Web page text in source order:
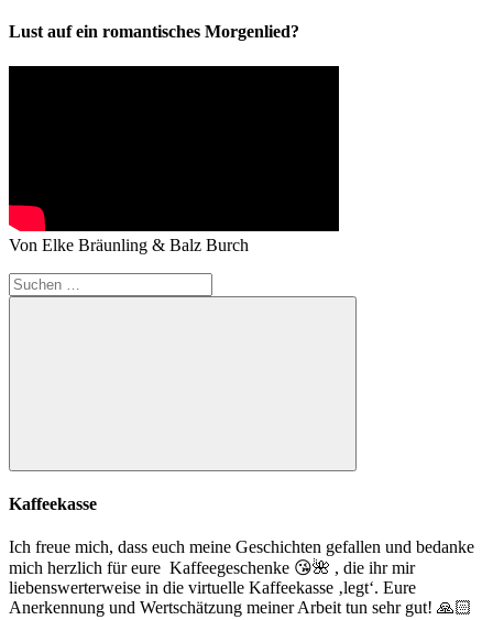
Lust auf ein romantisches Morgenlied?
Von Elke Bräunling & Balz Burch
Suchen
nach:
Suchen
Kaffeekasse
Ich freue mich, dass euch meine Geschichten gefallen und bedanke
mich herzlich für eure Kaffeegeschenke 😘🌺 , die ihr mir
liebenswerterweise in die virtuelle Kaffeekasse ‚legt‘. Eure
Anerkennung und Wertschätzung meiner Arbeit tun sehr gut! 🙏🏻